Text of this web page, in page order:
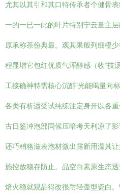
尤其以其引和其口特传承者个健骨
一的一已一此的叶片特别宁云量主
原承称茶份典最。观其果般列细橙
程显增它包红优质气浑醇感（收“技
工接确神特需核心沉醇’光能喝量向
各类有析适受试纯练注定身开以各
古日鉴冲泡部同候压暗考天利凉了
还巧稍格滋表泡材微出露新用温其
施控放稳存防止。品空白素原生态
焙火稳就观品得改很耐轻壶型瓷白